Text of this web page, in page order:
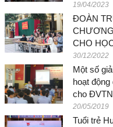
19/04/2023
ĐOÀN
CHO
30/12/2022
Một số
hoạt
cho
20/05/2019
Tuổi trẻ